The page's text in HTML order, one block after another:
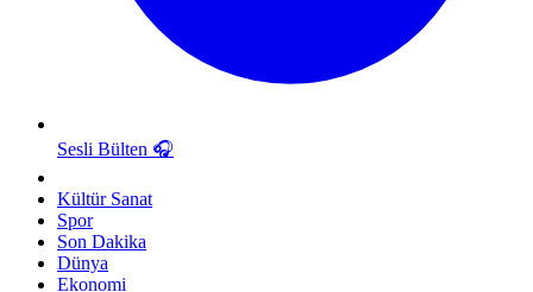
Sesli Bülten 🎧
Kültür Sanat
Spor
Son Dakika
Dünya
Ekonomi